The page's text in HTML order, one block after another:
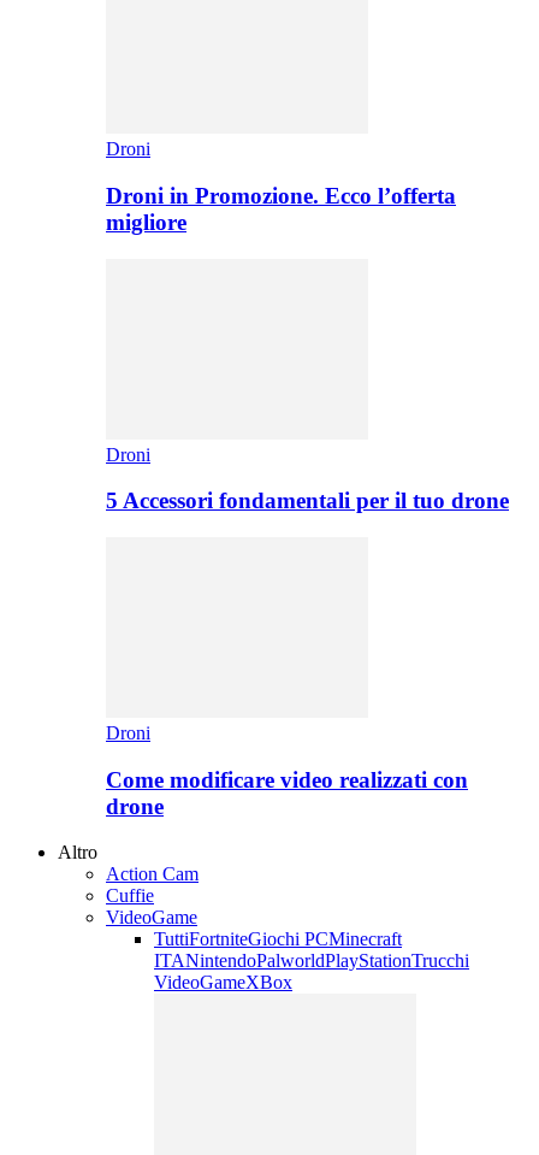
Droni
Droni in Promozione. Ecco l’offerta
migliore
Droni
5 Accessori fondamentali per il tuo drone
Droni
Come modificare video realizzati con
drone
Altro
Action Cam
Cuffie
VideoGame
TuttiFortniteGiochi PCMinecraft
ITANintendoPalworldPlayStationTrucchi
VideoGameXBox